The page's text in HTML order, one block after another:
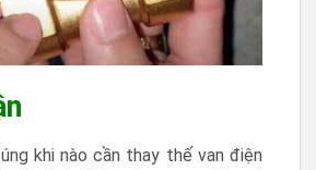
khi nào cần thay thế van điện